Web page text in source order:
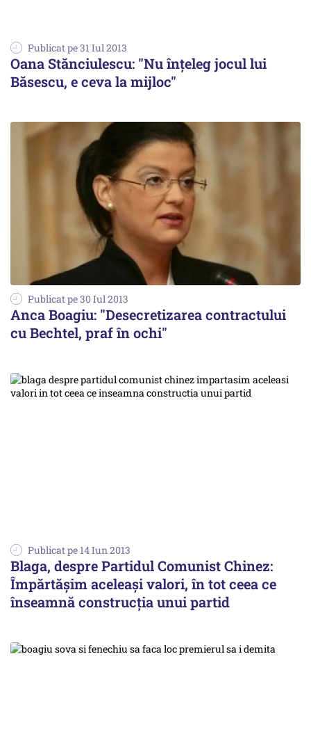
Publicat pe 31 Iul 2013
Oana Stănciulescu: "Nu înțeleg jocul lui
Băsescu, e ceva la mijloc"
Publicat pe 30 Iul 2013
Anca Boagiu: "Desecretizarea contractului
cu Bechtel, praf în ochi"
Publicat pe 14 Iun 2013
Blaga, despre Partidul Comunist Chinez:
Împărtășim aceleași valori, în tot ceea ce
înseamnă construcția unui partid